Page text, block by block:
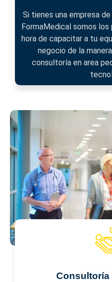
Si tienes una empresa
FormaMedical somos
hora de capacitar a tu
negocio de la
consultoría en area
Consultoría